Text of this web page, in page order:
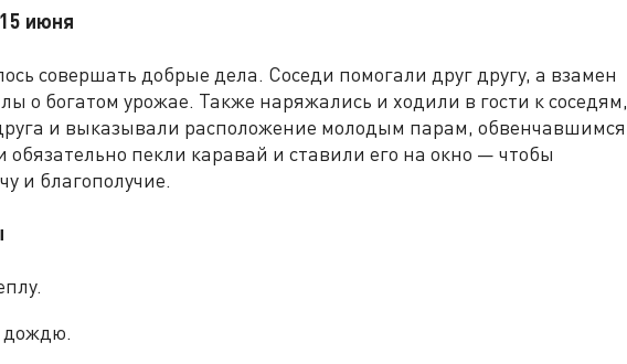
июня
совершать добрые дела. Соседи помогали друг другу, а взамен
о богатом урожае. Также наряжались и ходили в гости к соседям,
и выказывали расположение молодым парам, обвенчавшимся
обязательно пекли каравай и ставили его на окно — чтобы
и благополучие.
дождю.